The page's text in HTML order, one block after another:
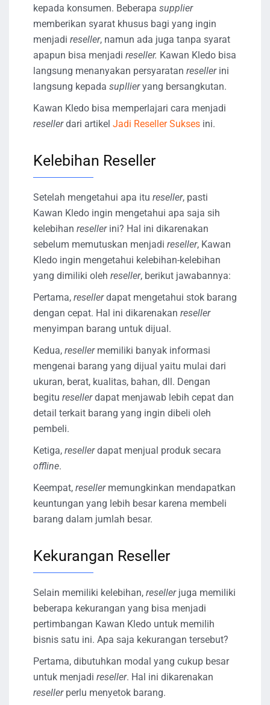
kepada konsumen. Beberapa supplier
memberikan syarat khusus bagi yang ingin
menjadi reseller, namun ada juga tanpa syarat
apapun bisa menjadi reseller. Kawan Kledo bisa
langsung menanyakan persyaratan reseller ini
langsung kepada supllieryang bersangkutan.
Kawan Kledo bisa memperlajari cara menjadi
resellerdari artikel Jadi Reseller Sukses ini.
Kelebihan Reseller
Setelah mengetahui apa itu reseller, pasti
Kawan Kledo ingin mengetahui apa saja sih
kelebihan reseller ini? Hal ini dikarenakan
sebelum memutuskan menjadi reseller, Kawan
Kledo ingin mengetahui kelebihan-kelebihan
yang dimiliki oleh reseller, berikut jawabannya:
Pertama, resellerdapat mengetahui stok barang
dengan cepat. Hal ini dikarenakan reseller
menyimpan barang untuk dijual.
Kedua, reseller memiliki banyak informasi
mengenai barang yang dijual yaitu mulai dari
ukuran, berat, kualitas, bahan, dll. Dengan
begitu resellerdapat menjawab lebih cepat dan
detail terkait barang yang ingin dibeli oleh
pembeli.
Ketiga, resellerdapat menjual produk secara
offline.
Keempat, resellermemungkinkan mendapatkan
keuntungan yang lebih besar karena membeli
barang dalam jumlah besar.
Kekurangan Reseller
Selain memiliki kelebihan, reseller juga memiliki
beberapa kekurangan yang bisa menjadi
pertimbangan Kawan Kledo untuk memilih
bisnis satu ini. Apa saja kekurangan tersebut?
Pertama, dibutuhkan modal yang cukup besar
untuk menjadi reseller. Hal ini dikarenakan
reseller perlu menyetok barang.